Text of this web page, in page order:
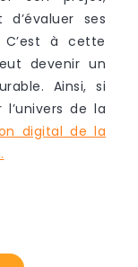
ses
à cette
devenir un
Ainsi, si
de la
digital de la